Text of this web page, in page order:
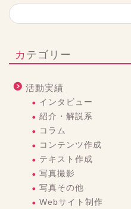
カテゴリー
活動実績
インタビュー
紹介・解説系
コラム
コンテンツ作成
テキスト作成
写真撮影
写真その他
Webサイト制作